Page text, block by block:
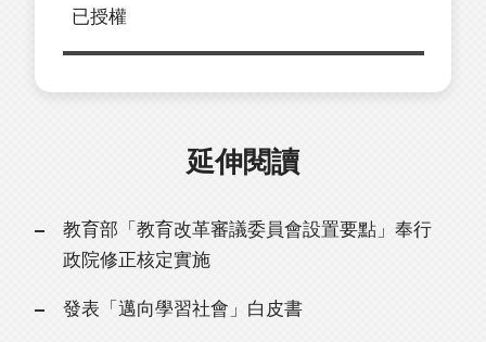
已授權
延伸閱讀
教育部「教育改革審議委員會設置要點」奉行
政院修正核定實施
發表「邁向學習社會」白皮書